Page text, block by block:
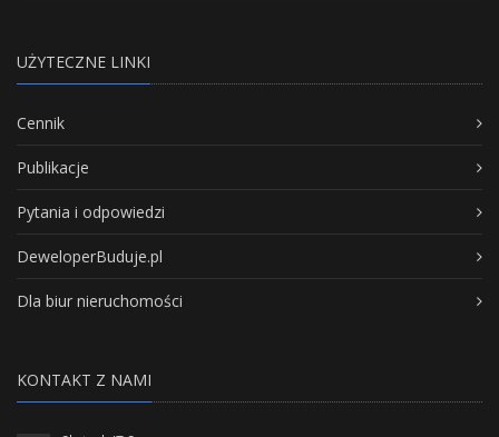
UŻYTECZNE LINKI
Cennik
Publikacje
Pytania i odpowiedzi
DeweloperBuduje.pl
Dla biur nieruchomości
KONTAKT Z NAMI